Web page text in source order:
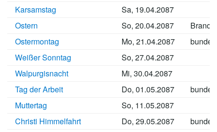
Karsamstag
Sa, 19.04.2087
Ostern
So, 20.04.2087
Ostermontag
Mo, 21.04.2087
Weißer Sonntag
So, 27.04.2087
Walpurgisnacht
Mi, 30.04.2087
Tag der Arbeit
Do, 01.05.2087
Muttertag
So, 11.05.2087
Christi Himmelfahrt
Do, 29.05.2087